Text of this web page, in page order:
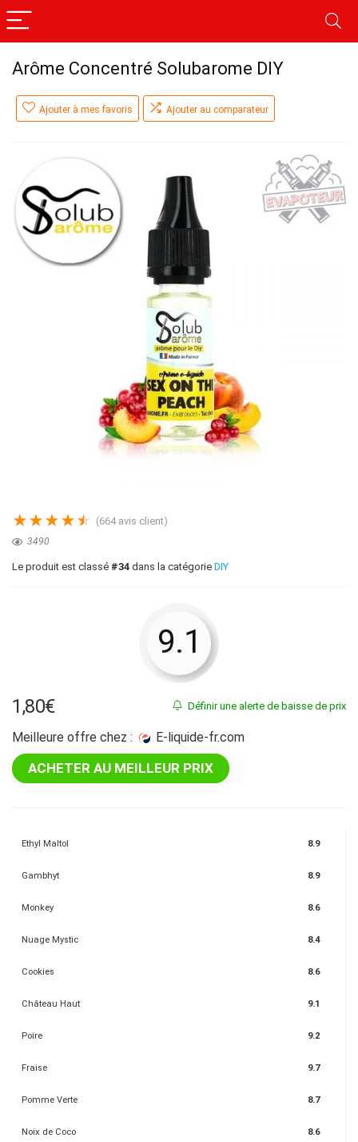
Arôme Concentré Solubarome DIY
Ajouter à mes favoris Ajouter au comparateur
★★★★★ (664avis client)
3490
Le produit est classé #34 dans la catégorie DIY
9.1
Définir une alerte de baisse de prix
1,80€
Meilleure offre chez : e-liquide-fr.com
ACHETER AU MEILLEUR PRIX
Ethyl Maltol 8.9
Gambhyt 8.9
Monkey 8.6
Nuage Mystic 8.4
Cookies 8.6
Château Haut 9.1
Poire 9.2
Fraise 9.7
Pomme Verte 8.7
Noix de Coco 8.6